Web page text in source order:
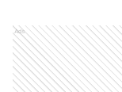
Ads